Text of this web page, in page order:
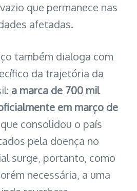
que permanece nas
afetadas.
também dialoga com
da trajetória da
a marca de 700 mil
em março de
consolidou o país
pela doença no
surge, portanto, como
necessária, a uma